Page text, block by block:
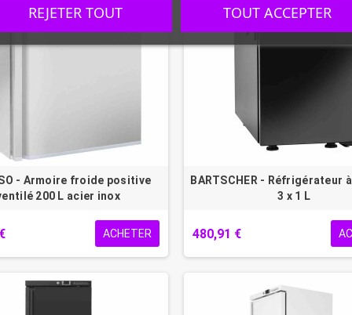
- Armoire froide positive
200 L acier inox
ACHETER
BARTSCHER - Réfrigérateur
3 x 1 L
480,91 €
REJETER TOUT TOUT ACCEPTER